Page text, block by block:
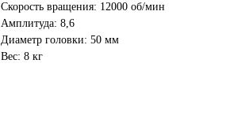
Скорость вращения: 12000 об/мин
Амплитуда: 8,6
Диаметр головки: 50 мм
Вес: 8 кг